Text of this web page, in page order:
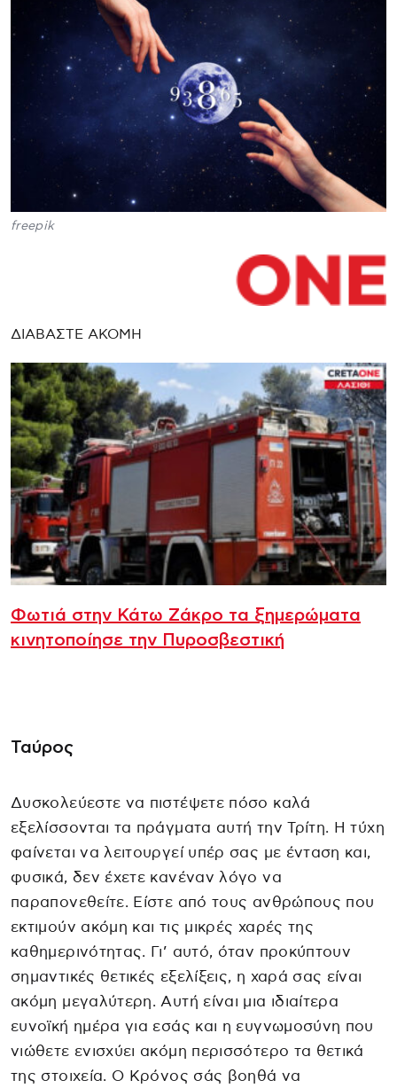
freepik
ΔΙΑΒΑΣΤΕ ΑΚΟΜΗ
Φωτιά στην Κάτω Ζάκρο τα ξημερώματα
κινητοποίησε την Πυροσβεστική
Ταύρος
Δυσκολεύεστε να πιστέψετε πόσο καλά
εξελίσσονται τα πράγματα αυτή την Τρίτη. Η τύχη
φαίνεται να λειτουργεί υπέρ σας με ένταση και,
φυσικά, δεν έχετε κανέναν λόγο να
παραπονεθείτε. Είστε από τους ανθρώπους που
εκτιμούν ακόμη και τις μικρές χαρές της
καθημερινότητας. Γι’ αυτό, όταν προκύπτουν
σημαντικές θετικές εξελίξεις, η χαρά σας είναι
ακόμη μεγαλύτερη. Αυτή είναι μια ιδιαίτερα
ευνοϊκή ημέρα για εσάς και η ευγνωμοσύνη που
νιώθετε ενισχύει ακόμη περισσότερο τα θετικά
της στοιχεία. Ο Κρόνος σάς βοηθά να